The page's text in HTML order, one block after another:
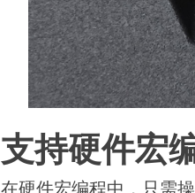
支持硬件宏
在硬件宏编程中，只需